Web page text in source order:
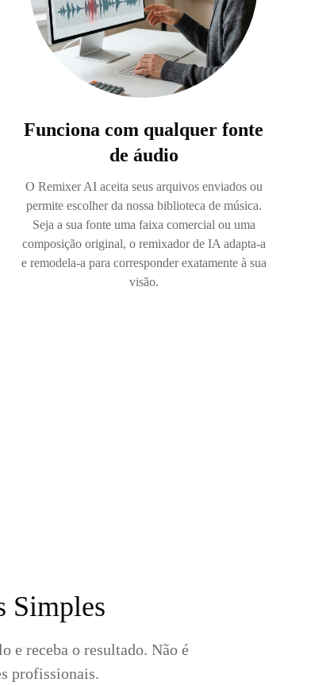
Funciona com qualquer fonte
de áudio
O Remixer AI aceita seus arquivos enviados ou
permite escolher da nossa biblioteca de música.
Seja a sua fonte uma faixa comercial ou uma
composição original, o remixador de IA adapta-a
e remodela-a para corresponder exatamente à sua
visão.
Simples
e receba o resultado. Não é
profissionais.